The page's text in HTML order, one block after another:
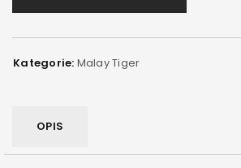
Kategorie: Malay Tiger
OPIS